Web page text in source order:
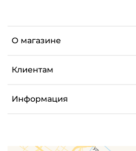
О магазине
Клиентам
Информация